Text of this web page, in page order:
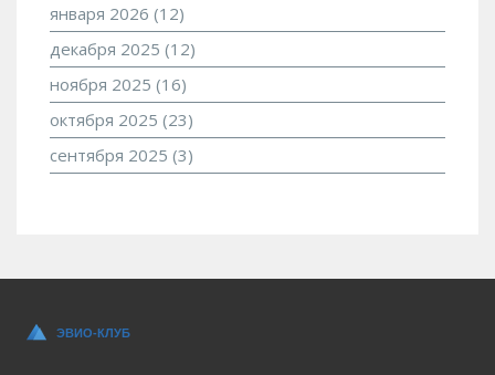
января 2026 (12)
декабря 2025 (12)
ноября 2025 (16)
октября 2025 (23)
сентября 2025 (3)